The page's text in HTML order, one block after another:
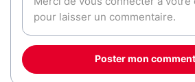
Poster mon